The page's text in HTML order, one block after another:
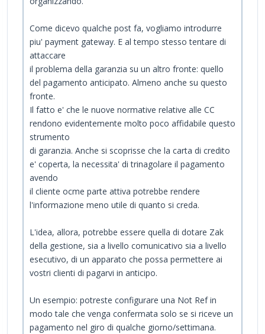
Come dicevo qualche post fa, vogliamo introdurre
piu' payment gateway. E al tempo stesso tentare di
attaccare
il problema della garanzia su un altro fronte: quello
del pagamento anticipato. Almeno anche su questo
fronte.
Il fatto e' che le nuove normative relative alle CC
rendono evidentemente molto poco affidabile questo
strumento
di garanzia. Anche si scoprisse che la carta di credito
e' coperta, la necessita' di trinagolare il pagamento
avendo
il cliente ocme parte attiva potrebbe rendere
l'informazione meno utile di quanto si creda.
L'idea, allora, potrebbe essere quella di dotare Zak
della gestione, sia a livello comunicativo sia a livello
esecutivo, di un apparato che possa permettere ai
vostri clienti di pagarvi in anticipo.
Un esempio: potreste configurare una Not Ref in
modo tale che venga confermata solo se si riceve un
pagamento nel giro di qualche giorno/settimana.